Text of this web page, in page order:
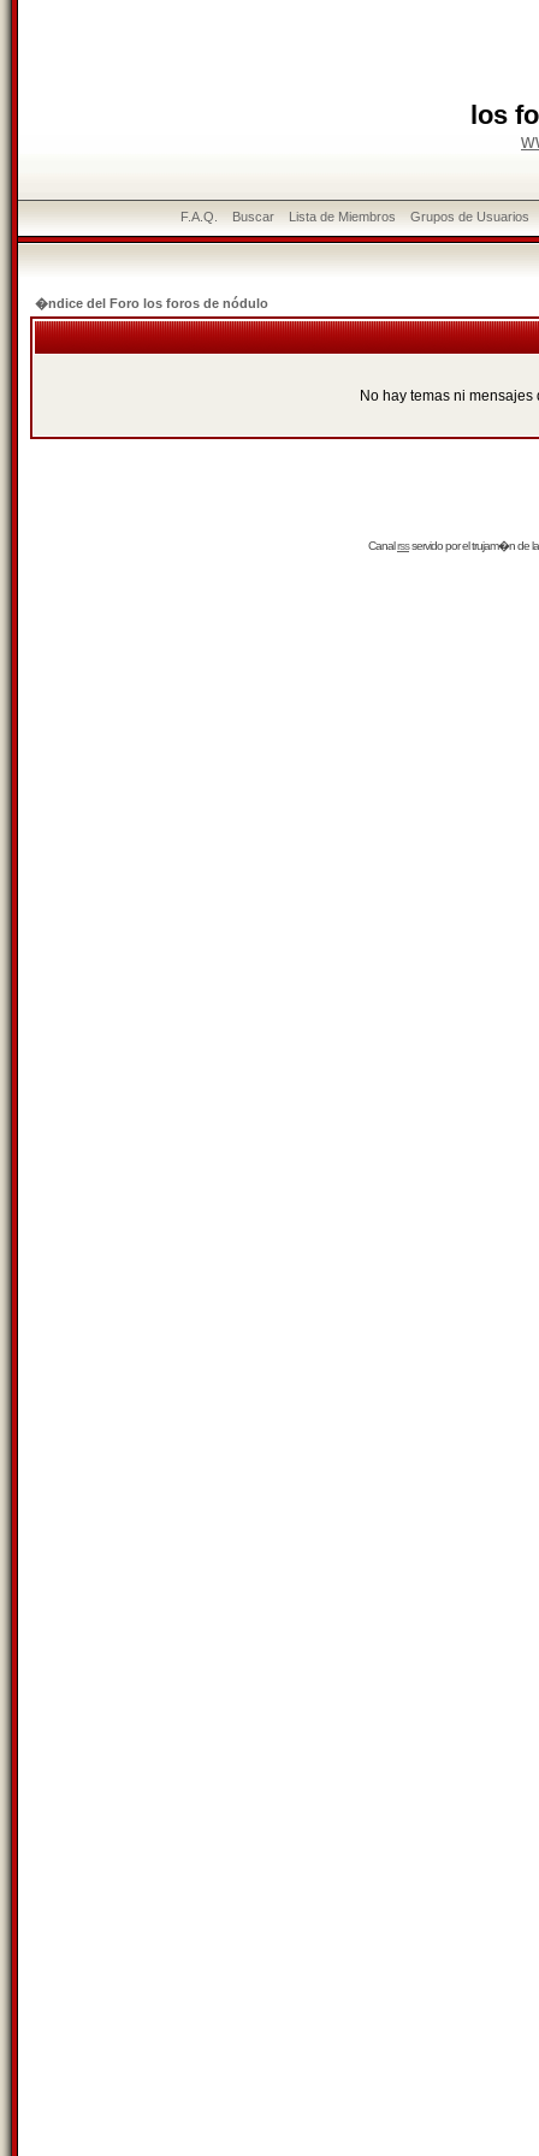
los
F.A.Q. Buscar Lista de Miembros Grupos de Usuarios
�ndice del Foro los foros de nódulo
No hay temas ni
Canalrssservido por eltrujam�nde